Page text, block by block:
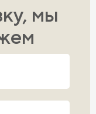
мы